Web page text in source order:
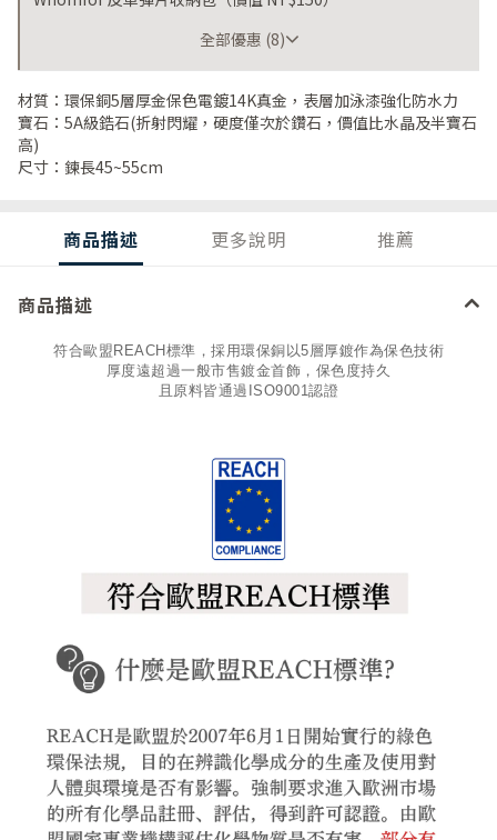
全部優惠 (8)
材質：環保銅5層厚金保色電鍍14K真金，表層加泳漆強化防水力
寶石：5A級鋯石(折射閃耀，硬度僅次於鑽石，價值比水晶及半寶石
高)
尺寸：鍊長45~55cm
商品描述 更多說明 推薦
商品描述
符合歐盟REACH標準，採用環保銅以5層厚鍍作為保色技術
厚度遠超過一般市售鍍金首飾，保色度持久
且原料皆通過ISO9001認證